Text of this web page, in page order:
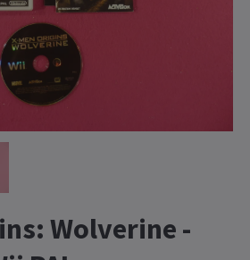
Wolverine -